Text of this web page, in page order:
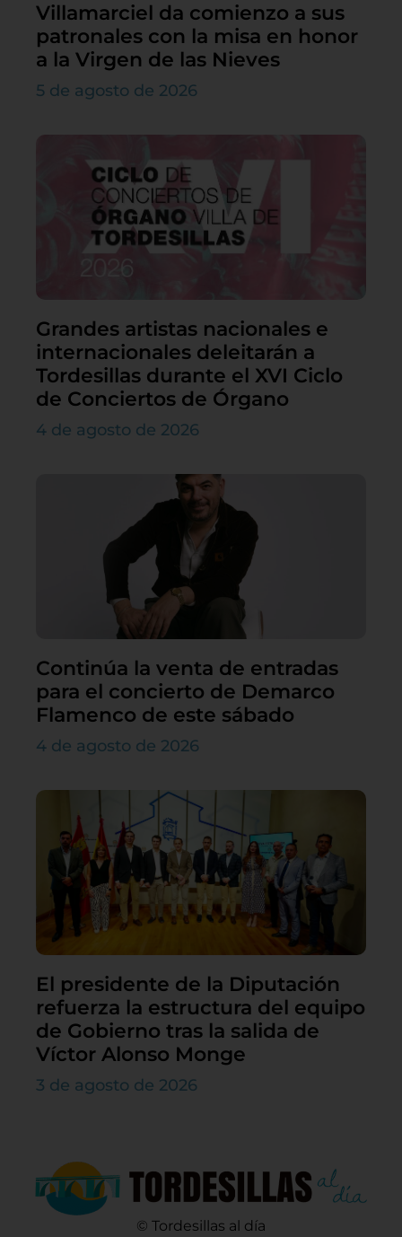
Villamarciel da comienzo a sus
patronales con la misa en honor
a la Virgen de las Nieves
5 de agosto de 2026
Grandes artistas nacionales e
internacionales deleitarán a
Tordesillas durante el XVI Ciclo
de Conciertos de Órgano
4 de agosto de 2026
Continúa la venta de entradas
para el concierto de Demarco
Flamenco de este sábado
4 de agosto de 2026
El presidente de la Diputación
refuerza la estructura del equipo
de Gobierno tras la salida de
Víctor Alonso Monge
3 de agosto de 2026
© Tordesillas al día